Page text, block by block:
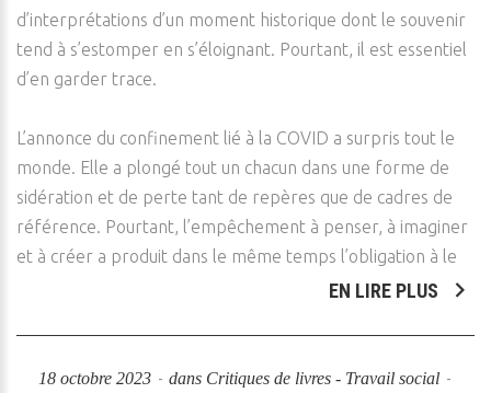
d’interprétations d’un moment historique dont le souvenir
tend à s’estomper en s’éloignant. Pourtant, il est essentiel
d’en garder trace.
L’annonce du confinement lié à la COVID a surpris tout le
monde. Elle a plongé tout un chacun dans une forme de
sidération et de perte tant de repères que de cadres de
référence. Pourtant, l’empêchement à penser, à imaginer
et à créer a produit dans le même temps l’obligation à le
EN LIRE PLUS
18 octobre 2023 dans Critiques de livres - Travail social